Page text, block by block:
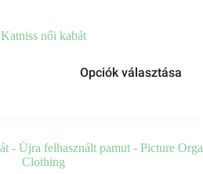
Katniss női kabát
Opciók választása